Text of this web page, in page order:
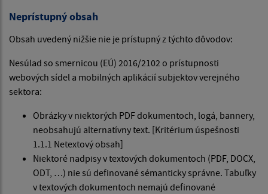
Neprístupný obsah
Obsah uvedený nižšie nie je prístupný z týchto dôvodov:
Nesúlad so smernicou (EÚ) 2016/2102 o prístupnosti
webových sídel a mobilných aplikácií subjektov verejného
sektora:
Obrázky v niektorých PDF dokumentoch, logá, bannery,
neobsahujú alternatívny text. [Kritérium úspešnosti
1.1.1 Netextový obsah]
Niektoré nadpisy v textových dokumentoch (PDF, DOCX,
ODT, …) nie sú definované sémanticky správne. Tabuľky
v textových dokumentoch nemajú definované